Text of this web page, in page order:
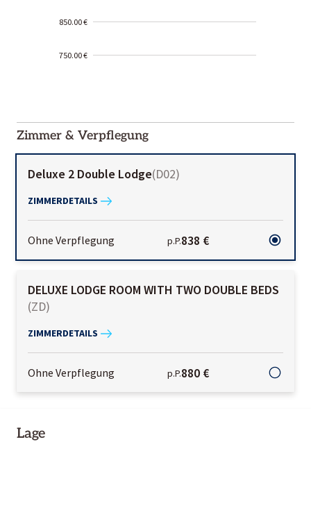
850.00 €
750.00 €
01-02
Zimmer & Verpflegung
Deluxe 2 Double Lodge(D02)
ZIMMERDETAILS
Ohne Verpflegung p.P.838 €
DELUXE LODGE ROOM WITH TWO DOUBLE BEDS
(ZD)
ZIMMERDETAILS
Ohne Verpflegung p.P.880 €
Lage